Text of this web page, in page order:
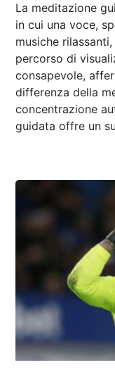
La meditazione
in cui una voce,
musiche
percorso di
consapevole,
differenza della
concentrazione
guidata offre un